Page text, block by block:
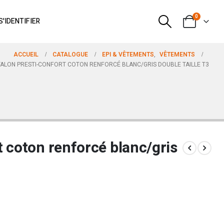
0
ACCUEIL CATALOGUE EPI & VÊTEMENTS, VÊTEMENTS
PRESTI-CONFORT COTON RENFORCÉ BLANC/GRIS DOUBLE TAILLE T3
renforcé blanc/gris